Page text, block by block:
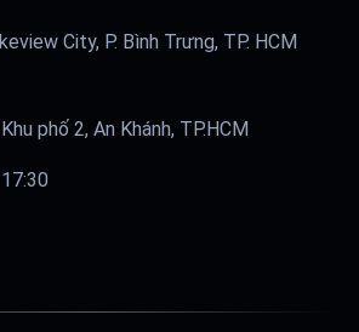
City, P. Bình Trưng, TP. HCM
phố 2, An Khánh, TP.HCM